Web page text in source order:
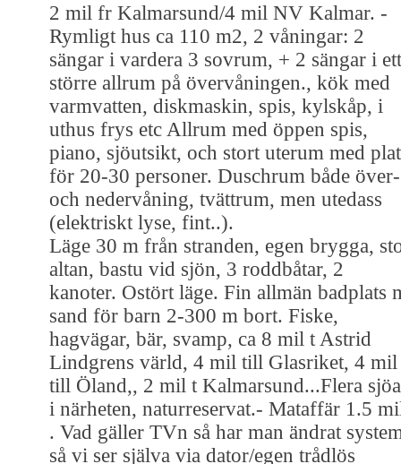
2 mil fr Kalmarsund/4 mil NV Kalmar. -
Rymligt hus ca 110 m2, 2 våningar: 2
sängar i vardera 3 sovrum, + 2 sängar i ett
större allrum på övervåningen., kök med
varmvatten, diskmaskin, spis, kylskåp, i
uthus frys etc Allrum med öppen spis,
piano, sjöutsikt, och stort uterum med
för 20-30 personer. Duschrum både över-
och nedervåning, tvättrum, men utedass
(elektriskt lyse, fint..).
Läge 30 m från stranden, egen brygga,
altan, bastu vid sjön, 3 roddbåtar, 2
kanoter. Ostört läge. Fin allmän badplats
sand för barn 2-300 m bort. Fiske,
hagvägar, bär, svamp, ca 8 mil t Astrid
Lindgrens värld, 4 mil till Glasriket, 4 mil
till Öland,, 2 mil t Kalmarsund...Flera
i närheten, naturreservat.- Mataffär 1.5
. Vad gäller TVn så har man ändrat
så vi ser själva via dator/egen trådlös